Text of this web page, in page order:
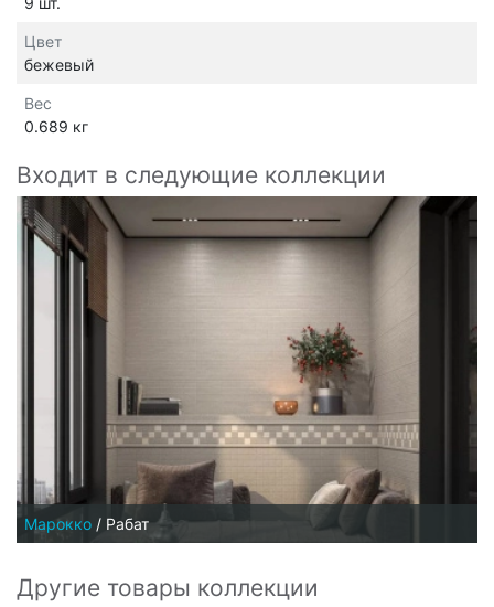
Цвет
бежевый
Вес
0.689 кг
Входит в следующие коллекции
Марокко / Рабат
Другие товары коллекции